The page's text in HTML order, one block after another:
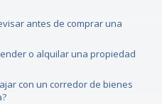
antes de comprar una
o alquilar una propiedad
con un corredor de bienes